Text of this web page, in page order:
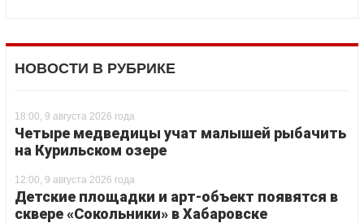
НОВОСТИ В РУБРИКЕ
18:00, 9 августа 2026 года
Четыре медведицы учат малышей рыбачить
на Курильском озере
12:00, 9 августа 2026 года
Детские площадки и арт-объект появятся в
сквере «Сокольники» в Хабаровске